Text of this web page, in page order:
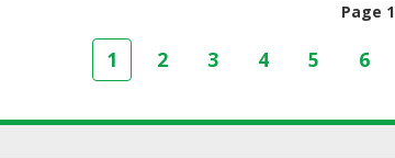
Page
1 2 3 4 5 6